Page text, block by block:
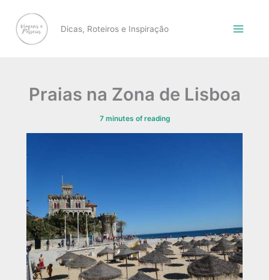
content
Dicas, Roteiros e Inspiração
Praias na Zona de Lisboa
7 minutes of reading